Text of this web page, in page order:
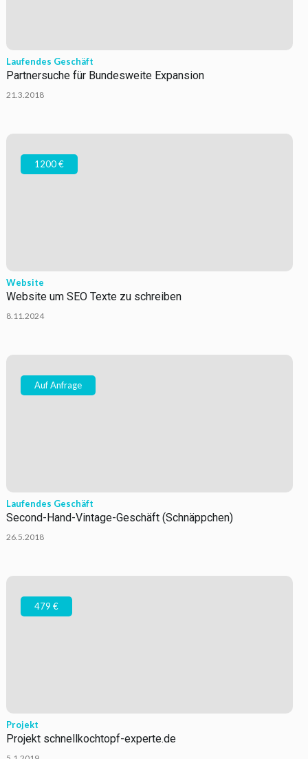
Laufendes Geschäft
Partnersuche für Bundesweite Expansion
21.3.2018
1200 €
Website
Website um SEO Texte zu schreiben
8.11.2024
Auf Anfrage
Laufendes Geschäft
Second-Hand-Vintage-Geschäft (Schnäppchen)
26.5.2018
479 €
Projekt
Projekt schnellkochtopf-experte.de